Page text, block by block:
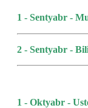
1 - Sentyabr -
2 - Sentyabr -
1 - Oktyabr -